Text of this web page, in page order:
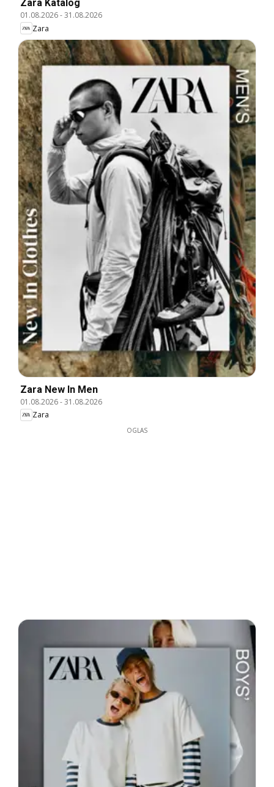
Zara Katalog
01.08.2026-31.08.2026
Zara
Zara New In Men
01.08.2026-31.08.2026
Zara
OGLAS